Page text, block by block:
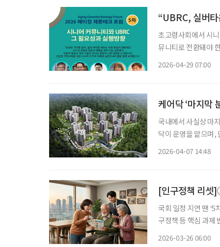
“UBRC, 실버타
초고령사회에서 시
뮤니티로 전환돼야
2026-04-29 07:00
케어닥 ‘마지막
국내에서 사실상 마
닥이 운영을 맡으며,
2026-04-07 14:48
[인구정책 리셋
국회 일정 지연 땐
구정책 등 핵심 과제 반영 여부 주목 정부의 인구전략
2026-03-26 06:00